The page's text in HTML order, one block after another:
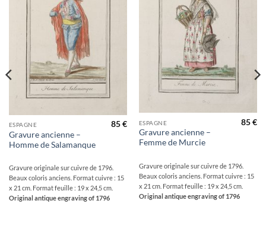
ESPAGNE
Gravure ancienne –
Homme de Salamanque
85€
Gravure originale sur cuivre de 1796.
Beaux coloris anciens. Format cuivre : 15
x 21 cm. Format feuille : 19 x 24,5 cm.
Original antique engraving of 1796
ESPAGNE
Gravure ancienne –
Femme de Murcie
85€
Gravure originale sur cuivre de 1796.
Beaux coloris anciens. Format cuivre : 15
x 21 cm. Format feuille : 19 x 24,5 cm.
Original antique engraving of 1796